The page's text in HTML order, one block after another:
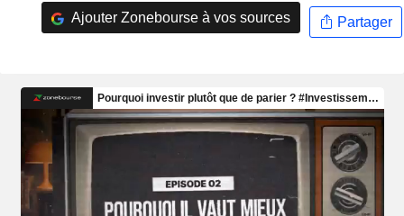
Ajouter Zonebourse à vos sources Partager